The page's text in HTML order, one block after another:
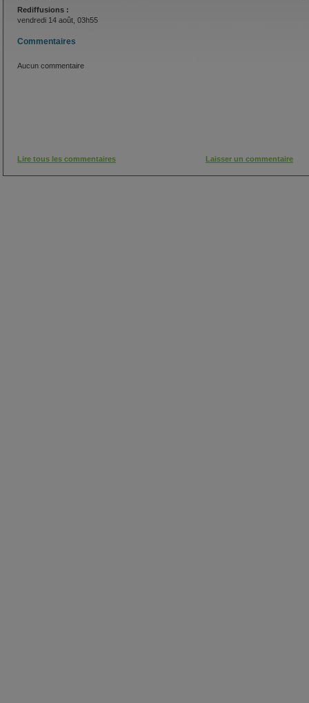
Nathan Sanchez
Nichole Otero
Rediffusions :
vendredi 14 août, 03h55
Commentaires
Aucun commentaire
Lire tous les commentaires Laisser un commentaire